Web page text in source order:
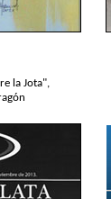
la Jota",